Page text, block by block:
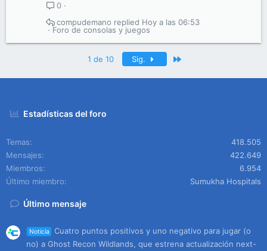
0
Foro de consolas y juegos
Hoy a las 06:53
compudemano
1 de 10 Sig.
Estadísticas del foro
Temas
418.505
Mensajes
422.649
Miembros
6.954
Último miembro
Sumukha Hospitals
Último mensaje
Noticia
Cuatro puntos positivos y uno negativo para jugar (o
no) a Ghost Recon Wildlands, que estrena actualización next-